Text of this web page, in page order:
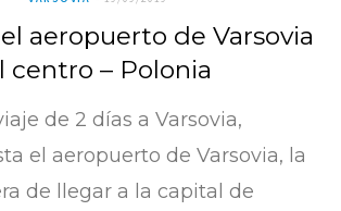
aeropuerto de Varsovia
centro – Polonia
de 2 días a Varsovia,
el aeropuerto de Varsovia, la
de llegar a la capital de